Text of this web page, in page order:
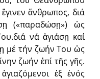
ἄνθρωπος, διά
(«παραδώσῃ») ὡς
νά ἁγιάσῃ καί
μέ τήν ζωήν Του ὡς
ζωήν ἐπί τῆς γῆς.
ἐξ ἑνός